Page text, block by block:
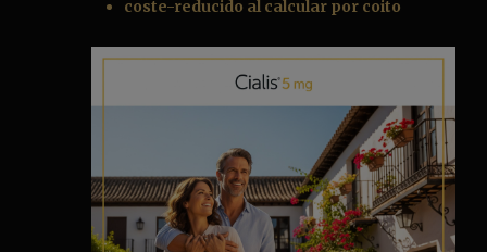
coste-reducido al calcular por coito